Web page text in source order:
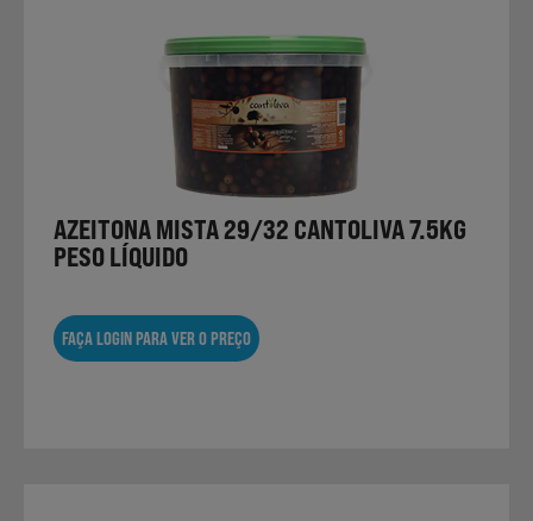
Bebidas e Garrafeira
Produtos Vegetarianos
Sobremesas
Ração para Animais
AZEITONA MISTA 29/32 CANTOLIVA 7.5KG
PESO LÍQUIDO
FAÇA LOGIN PARA VER O PREÇO